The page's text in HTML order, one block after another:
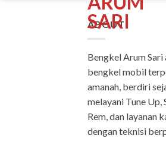
ABOUT
Bengkel Arum Sari
bengkel mobil
amanah, berdiri
melayani Tune Up,
Rem, dan layanan
dengan teknisi